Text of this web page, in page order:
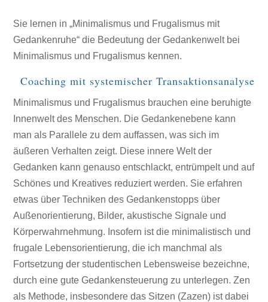
Sie lernen in „Minimalismus und Frugalismus mit
Gedankenruhe“ die Bedeutung der Gedankenwelt bei
Minimalismus und Frugalismus kennen.
Coaching mit systemischer Transaktionsanalyse
Minimalismus und Frugalismus brauchen eine beruhigte
Innenwelt des Menschen. Die Gedankenebene kann
man als Parallele zu dem auffassen, was sich im
äußeren Verhalten zeigt. Diese innere Welt der
Gedanken kann genauso entschlackt, entrümpelt und auf
Schönes und Kreatives reduziert werden. Sie erfahren
etwas über Techniken des Gedankenstopps über
Außenorientierung, Bilder, akustische Signale und
Körperwahrnehmung. Insofern ist die minimalistisch und
frugale Lebensorientierung, die ich manchmal als
Fortsetzung der studentischen Lebensweise bezeichne,
durch eine gute Gedankensteuerung zu unterlegen. Zen
als Methode, insbesondere das Sitzen (Zazen) ist dabei